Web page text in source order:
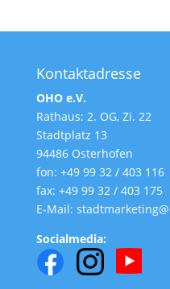
Kontaktadresse
OHO e.V.
Rathaus: 2. OG, Zi. 22
Stadtplatz 13
94486 Osterhofen
fon: +49 99 32 / 403 116
fax: +49 99 32 / 403 175
E-Mail:
Socialmedia: